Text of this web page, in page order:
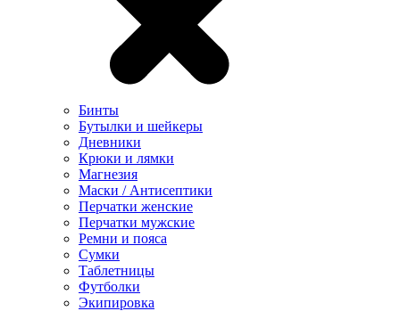
Бинты
Бутылки и шейкеры
Дневники
Крюки и лямки
Магнезия
Маски / Антисептики
Перчатки женские
Перчатки мужские
Ремни и пояса
Сумки
Таблетницы
Футболки
Экипировка